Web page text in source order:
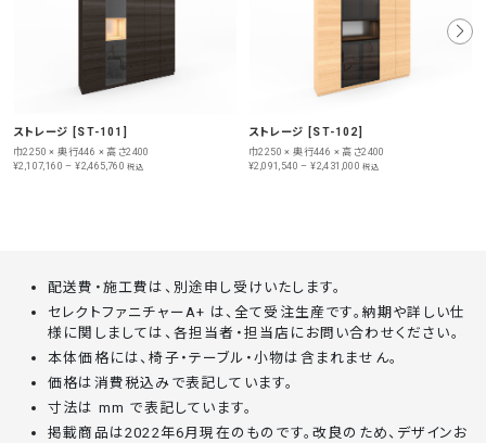
ストレージ [ST-101]
巾2250 × 奥行446 × 高さ2400
¥2,107,160 – ¥2,465,760 税込
ストレージ [ST-102]
巾2250 × 奥行446 × 高さ2400
¥2,091,540 – ¥2,431,000 税込
配送費・施工費は、別途申し受けいたします。
セレクトファニチャーA+ は、全て受注生産です。納期や詳しい仕
様に関しましては、各担当者・担当店にお問い合わせください。
本体価格には、椅子・テーブル・小物は含まれません。
価格は消費税込みで表記しています。
寸法は mm で表記しています。
掲載商品は2022年6月現在のものです。改良のため、デザインお